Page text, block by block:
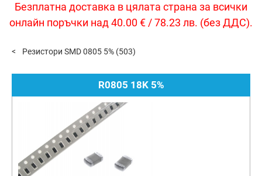
Безплатна доставка в цялата страна за всички
онлайн поръчки над 40.00 € / 78.23 лв. (без ДДС).
Резистори SMD 0805 5% (503)
R0805 18K 5%